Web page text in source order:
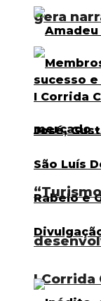
gera
I Corrida